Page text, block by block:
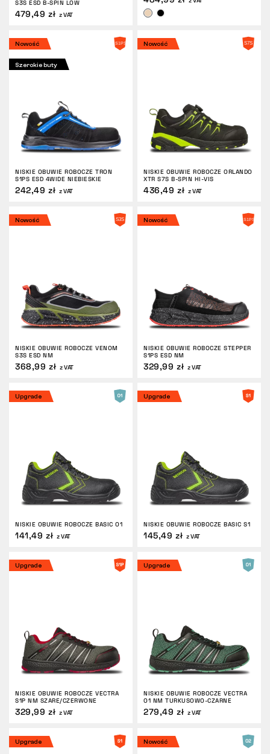
S3S ESD B-SPIN LOW
479,49 zł z VAT
Nowość
Szerokie buty
NISKIE OBUWIE ROBOCZE TRON
S1PS ESD 4WIDE NIEBIESKIE
242,49 zł z VAT
Nowość
NISKIE OBUWIE ROBOCZE ORLANDO
XTR S7S B-SPIN HI-VIS
436,49 zł z VAT
Nowość
NISKIE OBUWIE ROBOCZE VENOM
S3S ESD NM
368,99 zł z VAT
Nowość
NISKIE OBUWIE ROBOCZE STEPPER
S1PS ESD NM
329,99 zł z VAT
Upgrade
NISKIE OBUWIE ROBOCZE BASIC O1
141,49 zł z VAT
Upgrade
NISKIE OBUWIE ROBOCZE BASIC S1
145,49 zł z VAT
Upgrade
NISKIE OBUWIE ROBOCZE VECTRA
S1P NM SZARE/CZERWONE
329,99 zł z VAT
Upgrade
NISKIE OBUWIE ROBOCZE VECTRA
O1 NM TURKUSOWO-CZARNE
279,49 zł z VAT
Upgrade Nowość